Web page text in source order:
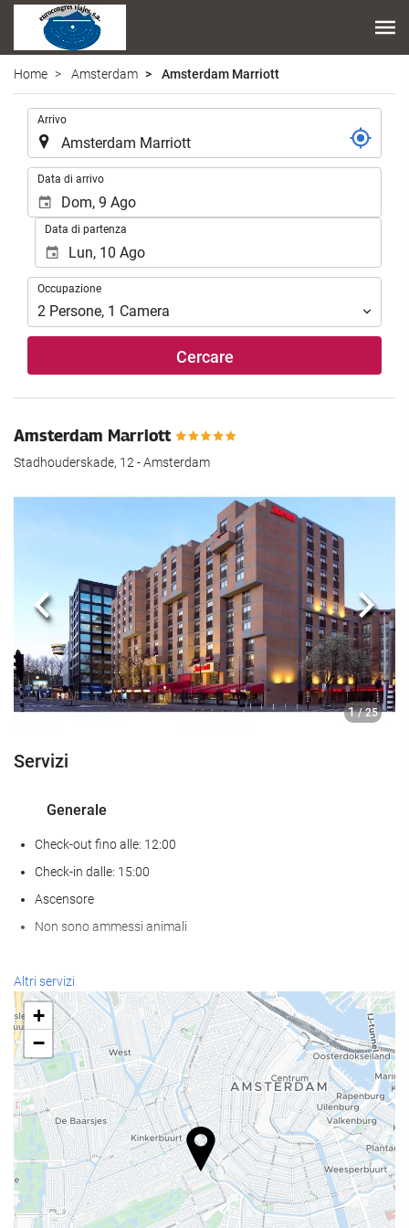
Home Amsterdam Amsterdam Marriott
Arrivo
Data di arrivo
Data di partenza
Occupazione
Occupazione
2 Persone, 1 Camera
Cercare
Amsterdam Marriott
Stadhouderskade, 12 - Amsterdam
1 / 25
Anteriore
Servizi
Generale
Check-out fino alle: 12:00
Check-in dalle: 15:00
Ascensore
Non sono ammessi animali
Servizio di accoglienza
reception 24 ore su 24
deposito bagagli
Pasto e bevanda
Ristorante à la carte
Bar
Strutture business
Altri servizi
+
−